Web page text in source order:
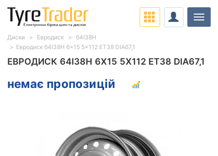
ЕВРОДИСК 64I38H 6X15 5X112 ET38 DIA67,1
немає пропозицій
Диски Евродиск
64I38H
Евродиск 64I38H 6x15 5x112 ET38 DIA67,1